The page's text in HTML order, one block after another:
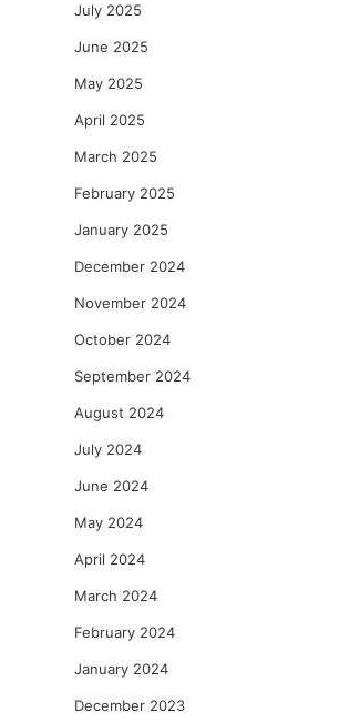
July 2025
June 2025
May 2025
April 2025
March 2025
February 2025
January 2025
December 2024
November 2024
October 2024
September 2024
August 2024
July 2024
June 2024
May 2024
April 2024
March 2024
February 2024
January 2024
December 2023